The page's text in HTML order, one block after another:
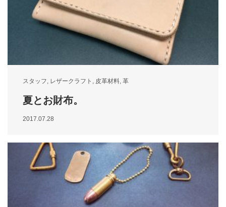
スタッフ, レザークラフト , 皮革材料, 革
夏とお財布。
2017.07.28